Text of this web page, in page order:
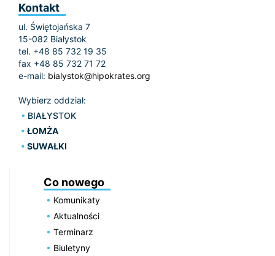
Kontakt
ul. Świętojańska 7
15-082 Białystok
tel. +48 85 732 19 35
fax +48 85 732 71 72
e-mail: bialystok@hipokrates.org
Wybierz oddział:
BIAŁYSTOK
ŁOMŻA
SUWAŁKI
Co nowego
Komunikaty
Aktualności
Terminarz
Biuletyny